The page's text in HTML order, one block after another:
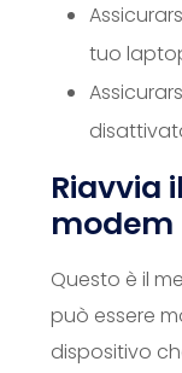
tuo
Riavvia
modem
Questo è il
può essere
dispositivo